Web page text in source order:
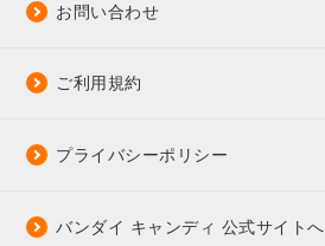
お問い合わせ
ご利用規約
プライバシーポリシー
バンダイ キャンディ 公式サイトへ